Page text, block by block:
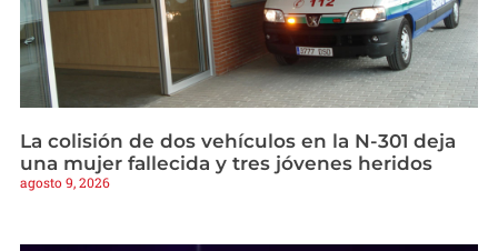
La colisión de dos vehículos en la N-301 deja
una mujer fallecida y tres jóvenes heridos
agosto 9, 2026